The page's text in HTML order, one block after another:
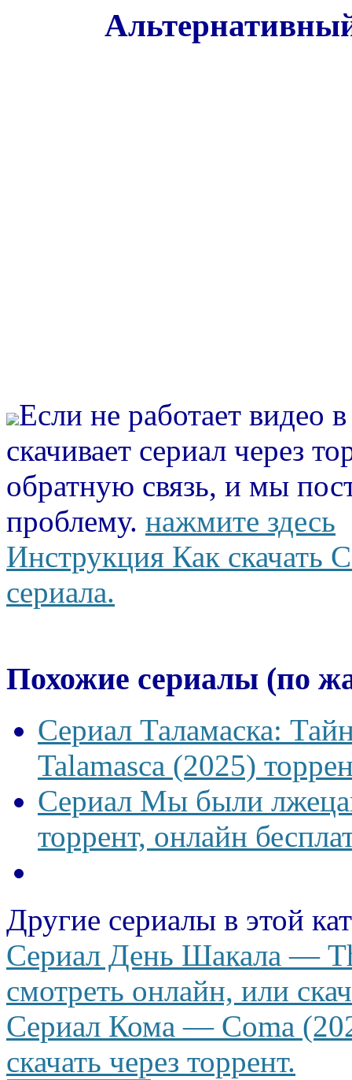
Если не работает видео
скачивает сериал через
обратную связь, и мы
проблему. нажмите здесь
Инструкция Как скачать
сериала.
Похожие сериалы (по
Сериал Таламаска:
Talamasca (2025)
Сериал Мы были
торрент, онлайн
Другие сериалы в этой
Сериал День Шакала —
смотреть онлайн, или
Сериал Кома — Coma
скачать через торрент.